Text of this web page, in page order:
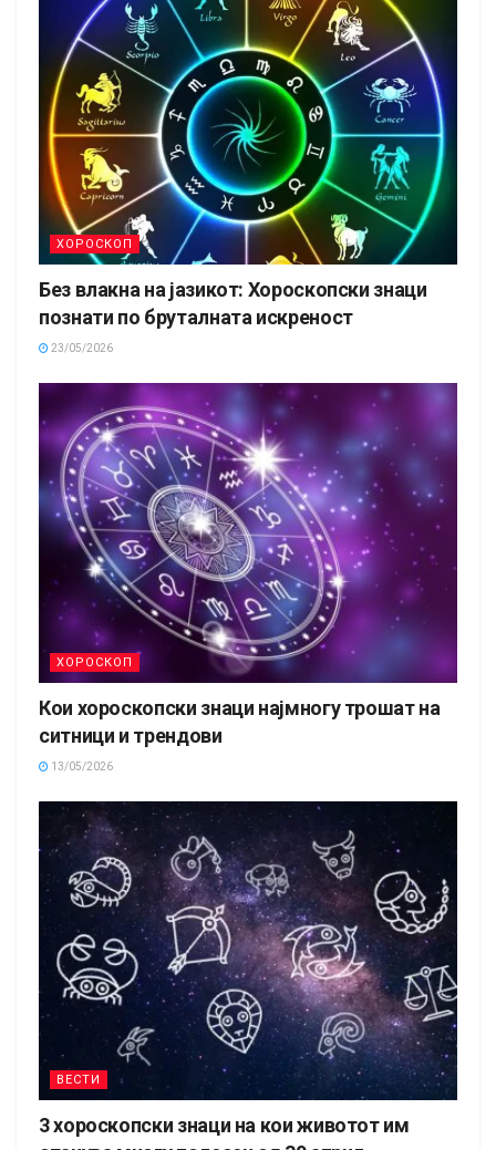
ХОРОСКОП
Без влакна на јазикот: Хороскопски знаци
познати по бруталната искреност
23/05/2026
ХОРОСКОП
Кои хороскопски знаци најмногу трошат на
ситници и трендови
13/05/2026
ВЕСТИ
3 хороскопски знаци на кои животот им